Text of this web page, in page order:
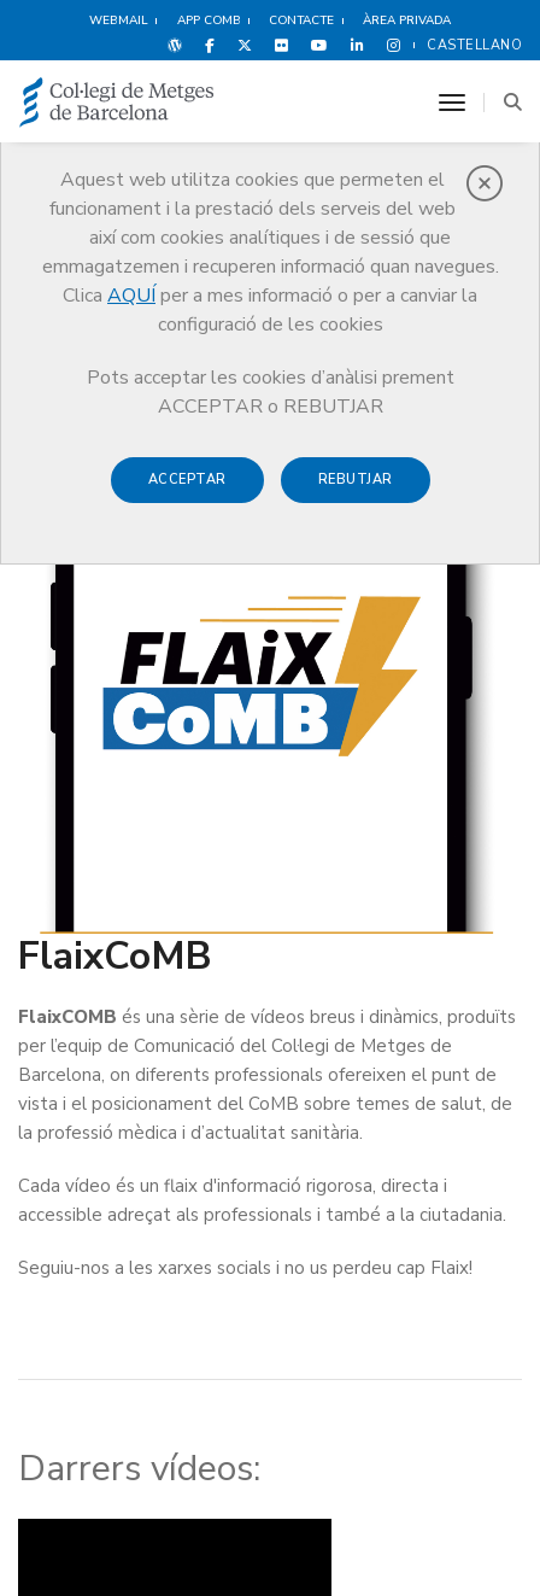
WEBMAIL APP COMB CONTACTE ÀREA PRIVADA
CASTELLANO
Aquest web utilitza cookies que permeten el
funcionament i la prestació dels serveis del web
així com cookies analítiques i de sessió que
emmagatzemen i recuperen informació quan navegues.
Clica AQUÍ per a mes informació o per a canviar la
configuració de les cookies
Pots acceptar les cookies d’anàlisi prement
ACCEPTAR o REBUTJAR
ACCEPTAR REBUTJAR
toggle
FlaixCoMB
FLAiXCoMB
FlaixCoMB
FlaixCOMB és una sèrie de vídeos breus i dinàmics, produïts
per l’equip de Comunicació del Col·legi de Metges de
Barcelona, on diferents professionals ofereixen el punt de
vista i el posicionament del CoMB sobre temes de salut, de
la professió mèdica i d’actualitat sanitària.
Cada vídeo és un flaix d'informació rigorosa, directa i
accessible adreçat als professionals i també a la ciutadania.
Seguiu-nos a les xarxes socials i no us perdeu cap Flaix!
Darrers vídeos: